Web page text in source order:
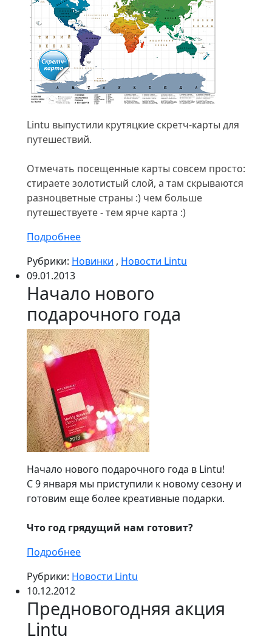
Lintu выпустили крутяцкие скретч-карты для
путешествий.
Отмечать посещенные карты совсем просто:
стираете золотистый слой, а там скрываются
разноцветные страны :) чем больше
путешествуете - тем ярче карта :)
Подробнее
Рубрики: Новинки , Новости Lintu
09.01.2013
Начало нового
подарочного года
Начало нового подарочного года в Lintu!
С 9 января мы приступили к новому сезону и
готовим еще более креативные подарки.
Что год грядущий нам готовит?
Подробнее
Рубрики: Новости Lintu
10.12.2012
Предновогодняя акция
Lintu